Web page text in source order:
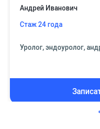
Андрей Иванович
Стаж 24 года
Уролог, эндоуролог,